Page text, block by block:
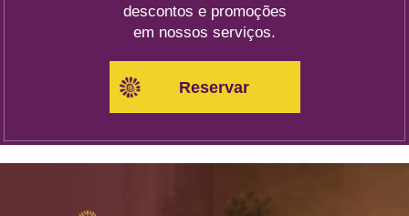
descontos e promoções
em nossos serviços.
Reservar